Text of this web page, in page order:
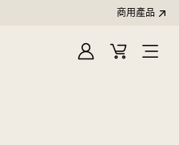
商用產品
登
購